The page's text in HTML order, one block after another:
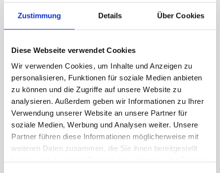
Zustimmung Details Über Cookies
Diese Webseite verwendet Cookies
Wir verwenden Cookies, um Inhalte und Anzeigen zu
personalisieren, Funktionen für soziale Medien anbieten
zu können und die Zugriffe auf unsere Website zu
analysieren. Außerdem geben wir Informationen zu Ihrer
Verwendung unserer Website an unsere Partner für
soziale Medien, Werbung und Analysen weiter. Unsere
Partner führen diese Informationen möglicherweise mit
weiteren Daten zusammen, die Sie ihnen bereitgestellt
haben oder die sie im Rahmen Ihrer Nutzung der Dienste
HomeFix - Dein Gerät,
unser Service. Schnell und
bequem.